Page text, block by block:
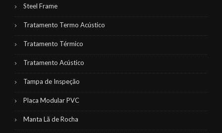
Steel Frame
Tratamento Termo Acústico
Tratamento Térmico
Tratamento Acústico
Tampa de Inspeção
Placa Modular PVC
Manta Lã de Rocha